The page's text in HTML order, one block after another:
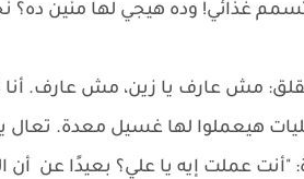
غذائي! وده هيجي لها منين ده؟
مش عارف يا زين، مش عارف. أنا
هيعملوا لها غسيل معدة.
"أنت عملت إيه يا علي؟ بعيدًا عن أن